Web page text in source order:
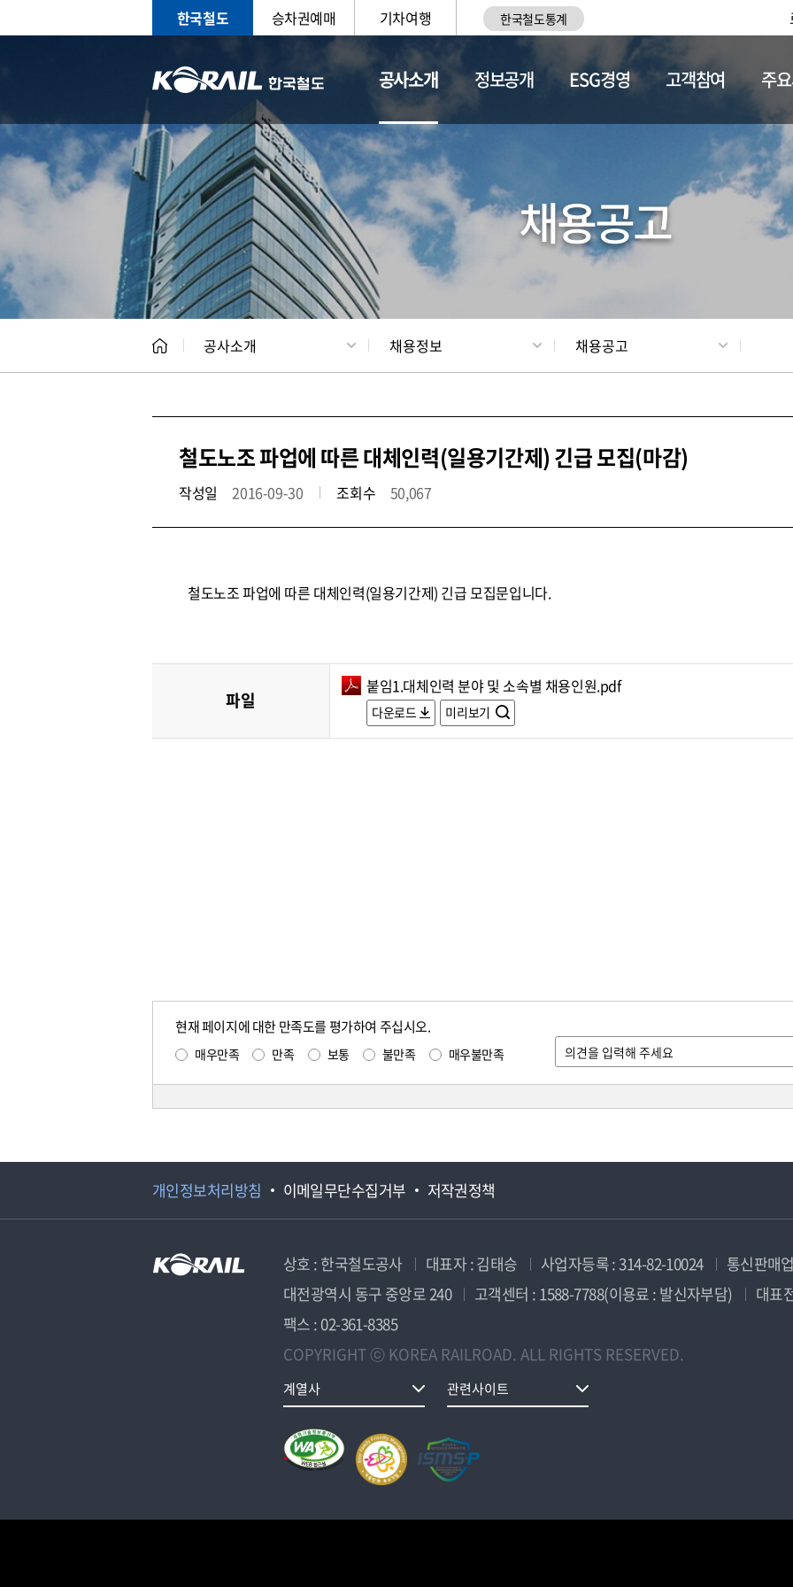
한국철도 승차권예매 기차여행 한국철도통계
공사소개
CEO 일반현황 채용정보
정보공개 ESG경영 고객참여 주
채용공고
공사소개 채용정보 채용공고
철도노조 파업에 따른 대체인력(일용기간제) 긴급 모집(마감)
작성일 2016-09-30 조회수 50,067
철도노조 파업에 따른 대체인력(일용기간제) 긴급 모집문입니다.
파일
붙임1.대체인력 분야 및 소속별 채용인원.pdf
다운로드 미리보기
현재 페이지에 대한 만족도를 평가하여 주십시오.
매우만족 만족 보통 불만족 매우불만족
개인정보처리방침 이메일무단수집거부 저작권정책
상호 : 한국철도공사 대표자 : 김태승 사업자등록 : 314-82-10024
통신판매
대전광역시 동구 중앙로 240
고객센터 : 1588-7788(이용료 : 발신자부담)
대표
팩스 : 02-361-8385
COPYRIGHT ⓒ KOREA RAILROAD. ALL RIGHTS RESERVED.
계열사 관련사이트